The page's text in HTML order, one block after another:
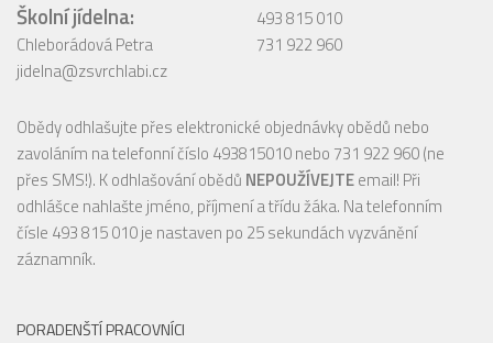
Školní jídelna:
Chleborádová Petra
jidelna@zsvrchlabi.cz
493 815 010
731 922 960
Obědy odhlašujte přes elektronické objednávky obědů nebo
zavoláním na telefonní číslo 493815010 nebo 731 922 960 (ne
přes SMS!). K odhlašování obědů NEPOUŽÍVEJTEemail! Při
odhlášce nahlašte jméno, příjmení a třídu žáka. Na telefonním
čísle 493 815 010 je nastaven po 25 sekundách vyzvánění
záznamník.
PORADENŠTÍ PRACOVNÍCI